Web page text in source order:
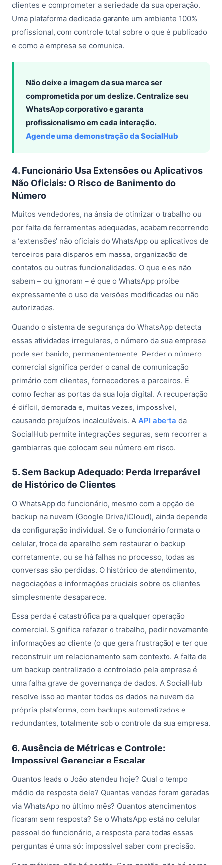
clientes e comprometer a seriedade da sua operação.
Uma plataforma dedicada garante um ambiente 100%
profissional, com controle total sobre o que é publicado
e como a empresa se comunica.
Não deixe a imagem da sua marca ser
comprometida por um deslize. Centralize seu
WhatsApp corporativo e garanta
profissionalismo em cada interação.
Agende uma demonstração da SocialHub
4. Funcionário Usa Extensões ou Aplicativos
Não Oficiais: O Risco de Banimento do
Número
Muitos vendedores, na ânsia de otimizar o trabalho ou
por falta de ferramentas adequadas, acabam recorrendo
a ‘extensões’ não oficiais do WhatsApp ou aplicativos de
terceiros para disparos em massa, organização de
contatos ou outras funcionalidades. O que eles não
sabem – ou ignoram – é que o WhatsApp proíbe
expressamente o uso de versões modificadas ou não
autorizadas.
Quando o sistema de segurança do WhatsApp detecta
essas atividades irregulares, o número da sua empresa
pode ser banido, permanentemente. Perder o número
comercial significa perder o canal de comunicação
primário com clientes, fornecedores e parceiros. É
como fechar as portas da sua loja digital. A recuperação
é difícil, demorada e, muitas vezes, impossível,
causando prejuízos incalculáveis. A API aberta da
SocialHub permite integrações seguras, sem recorrer a
gambiarras que colocam seu número em risco.
5. Sem Backup Adequado: Perda Irreparável
de Histórico de Clientes
O WhatsApp do funcionário, mesmo com a opção de
backup na nuvem (Google Drive/iCloud), ainda depende
da configuração individual. Se o funcionário formata o
celular, troca de aparelho sem restaurar o backup
corretamente, ou se há falhas no processo, todas as
conversas são perdidas. O histórico de atendimento,
negociações e informações cruciais sobre os clientes
simplesmente desaparece.
Essa perda é catastrófica para qualquer operação
comercial. Significa refazer o trabalho, pedir novamente
informações ao cliente (o que gera frustração) e ter que
reconstruir um relacionamento sem contexto. A falta de
um backup centralizado e controlado pela empresa é
uma falha grave de governança de dados. A SocialHub
resolve isso ao manter todos os dados na nuvem da
própria plataforma, com backups automatizados e
redundantes, totalmente sob o controle da sua empresa.
6. Ausência de Métricas e Controle:
Impossível Gerenciar e Escalar
Quantos leads o João atendeu hoje? Qual o tempo
médio de resposta dele? Quantas vendas foram geradas
via WhatsApp no último mês? Quantos atendimentos
ficaram sem resposta? Se o WhatsApp está no celular
pessoal do funcionário, a resposta para todas essas
perguntas é uma só: impossível saber com precisão.